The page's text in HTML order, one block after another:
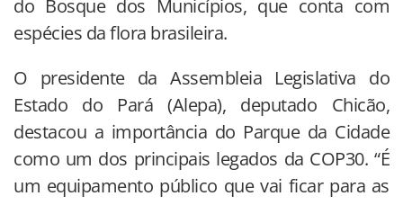
do Bosque dos Municípios, que conta com
espécies da flora brasileira.
O presidente da Assembleia Legislativa do
Estado do Pará (Alepa), deputado Chicão,
destacou a importância do Parque da Cidade
como um dos principais legados da COP30. “É
um equipamento público que vai ficar para as